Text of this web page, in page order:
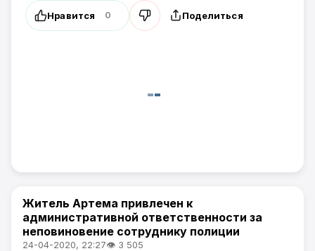
Нравится 0 Поделиться
Происшествия
Житель Артема привлечен к
административной ответственности за
неповиновение сотруднику полиции
24-04-2020, 22:27👁 3 505